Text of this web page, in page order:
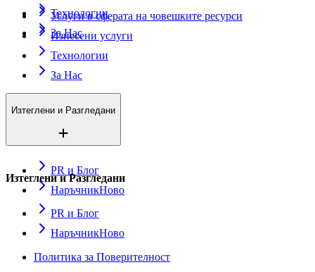
Технологии
За Нас
Услуги в сферата на човешките ресурси
Изнесени услуги
Технологии
За Нас
Изтеглени и Разгледани
PR и Блог
НаръчникНово
Изтеглени и Разгледани
PR и Блог
НаръчникНово
Политика за Поверителност